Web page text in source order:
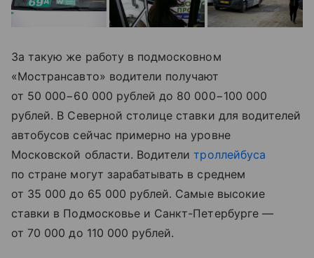
За такую же работу в подмосковном
«Мострансавто» водители получают
от 50 000−60 000 рублей до 80 000−100 000
рублей. В Северной столице ставки для водителей
автобусов сейчас примерно на уровне
Московской области. Водителитроллейбуса
по стране могут зарабатывать в среднем
от 35 000 до 65 000 рублей. Самые высокие
ставки в Подмосковье и Санкт-Петербурге —
от 70 000 до 110 000 рублей.